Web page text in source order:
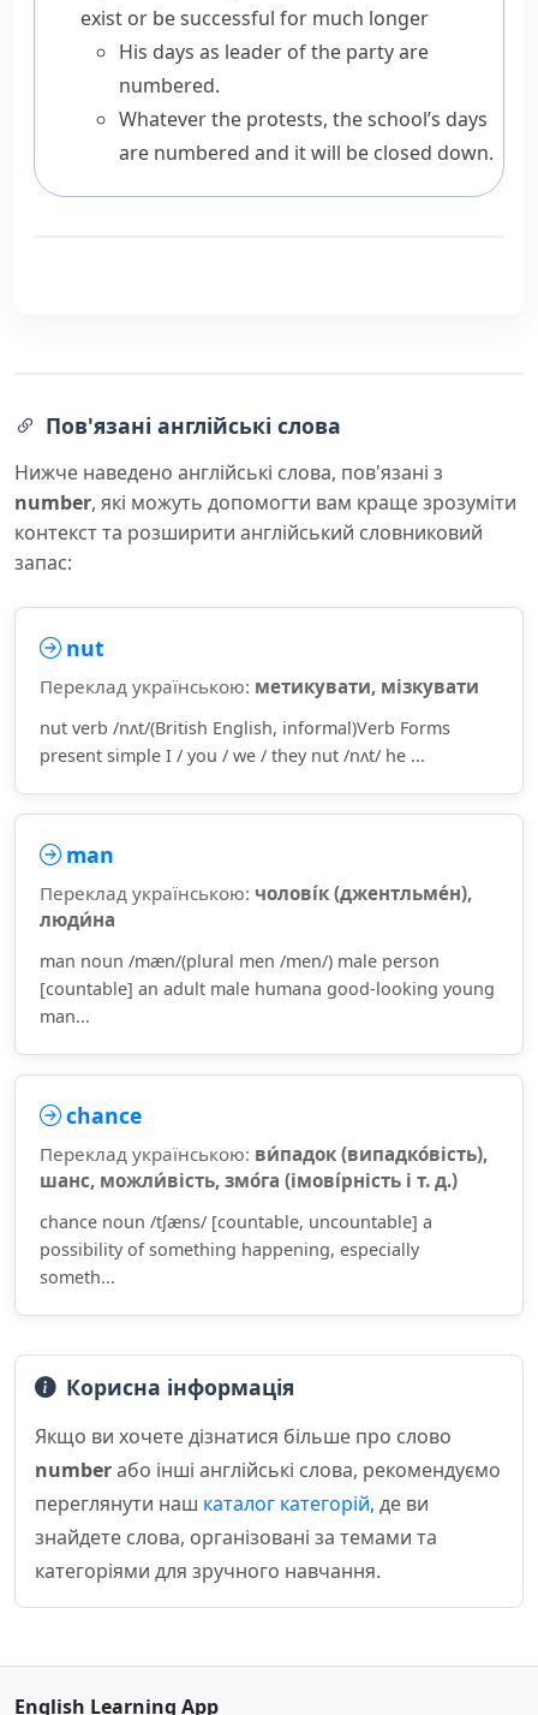
exist or be successful for much longer
His days as leader of the party are
numbered.
Whatever the protests, the school’s days
are numbered and it will be closed down.
Пов'язані англійські слова
Нижче наведено англійські слова, пов'язані з
number, які можуть допомогти вам краще зрозуміти
контекст та розширити англійський словниковий
запас:
nut
Переклад українською: метикувати, мізкувати
nut verb /nʌt/(British English, informal)Verb Forms
present simple I / you / we / they nut /nʌt/ he ...
man
Переклад українською: чолові́к (джентльме́н),
люди́на
man noun /mæn/(plural men /men/) male person
[countable] an adult male humana good-looking young
man...
chance
Переклад українською: ви́падок (випадко́вість),
шанс, можли́вість, змо́га (імові́рність і т. д.)
chance noun /tʃæns/ [countable, uncountable] a
possibility of something happening, especially
someth...
Корисна інформація
Якщо ви хочете дізнатися більше про слово
numberабо інші англійські слова, рекомендуємо
переглянути наш каталог категорій, де ви
знайдете слова, організовані за темами та
категоріями для зручного навчання.
English Learning App